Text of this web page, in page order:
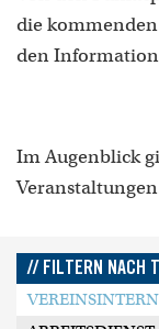
die
den
Im Augenblick
// FILTERN NACH
VEREINSINTERN